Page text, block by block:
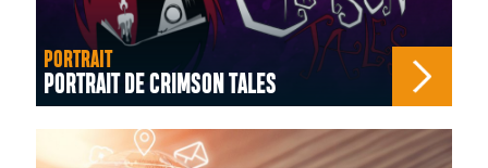
PORTRAIT
PORTRAIT DE CRIMSON TALES